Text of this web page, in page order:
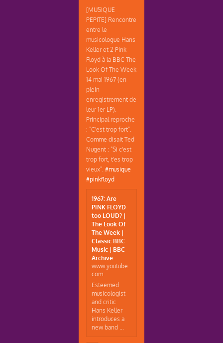
[MUSIQUE
PEPITE] Rencontre
entre le
musicologue Hans
Keller et 2 Pink
Floyd à la BBC The
Look Of The Week
14 mai 1967 (en
plein
enregistrement de
leur 1er LP).
Principal reproche
: "C'est trop fort".
Comme disait Ted
Nugent : "Si c'est
trop fort, t'es trop
vieux".#musique
#pinkfloyd
1967: Are
PINK FLOYD
too LOUD? |
The Look Of
The Week |
Classic BBC
Music | BBC
Archive
www.youtube.
com
Esteemed
musicologist
and critic
Hans Keller
introduces a
new band ...